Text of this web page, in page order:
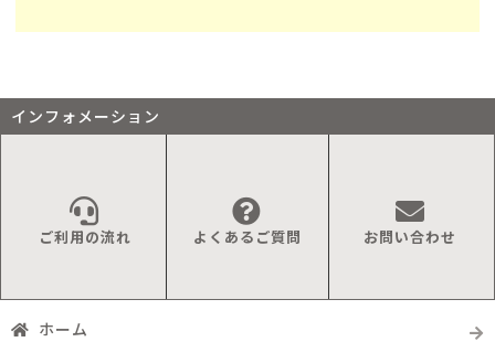
インフォメーション
ご利用の流れ よくあるご質問 お問い合わせ
ホーム